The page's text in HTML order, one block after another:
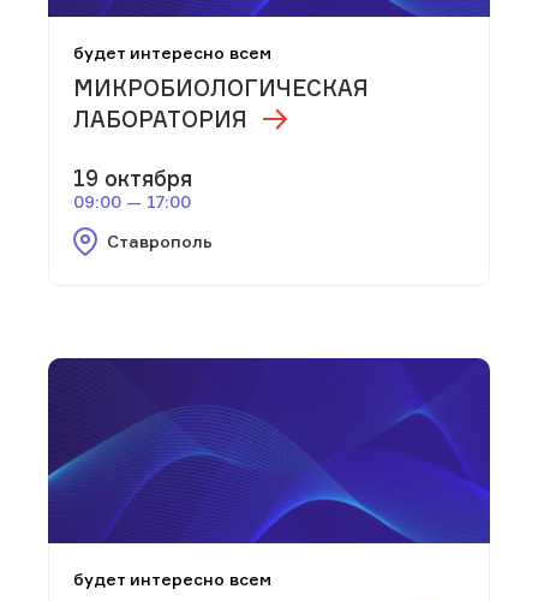
будет интересно всем
МИКРОБИОЛОГИЧЕСКАЯ
ЛАБОРАТОРИЯ
19 октября
09:00 — 17:00
Ставрополь
будет интересно всем